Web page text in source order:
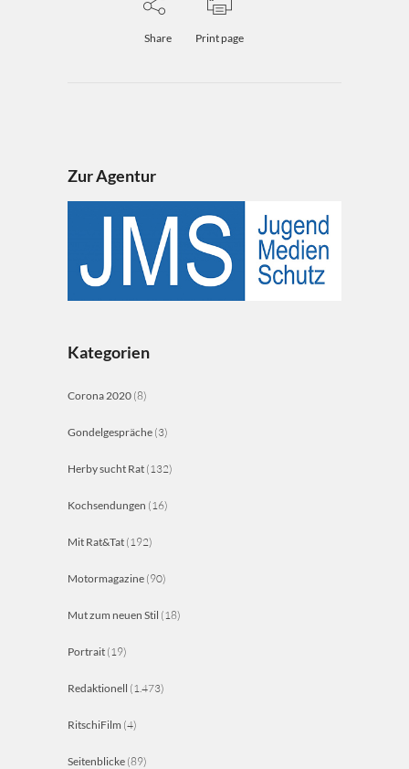
Share Print page
Zur Agentur
Kategorien
Corona 2020 (8)
Gondelgespräche (3)
Herby sucht Rat (132)
Kochsendungen (16)
Mit Rat&Tat (192)
Motormagazine (90)
Mut zum neuen Stil (18)
Portrait (19)
Redaktionell (1.473)
RitschiFilm (4)
Seitenblicke (89)